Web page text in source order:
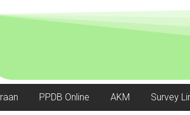
PPDB Online AKM Survey